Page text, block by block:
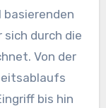
durch die
Von der
bis hin